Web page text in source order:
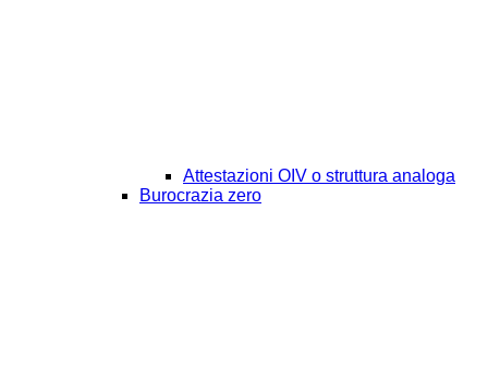
Attestazioni OIV o struttura analoga
Burocrazia zero